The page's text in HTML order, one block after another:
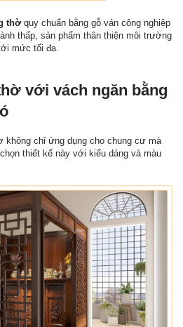
thờquy chuẩn bằng gỗ ván công nghiệp
thấp, sản phẩm thân thiện môi trường
mức tối đa.
với vách ngăn bằng
không chỉ ứng dụng cho chung cư mà
thiết kế này với kiểu dáng và màu